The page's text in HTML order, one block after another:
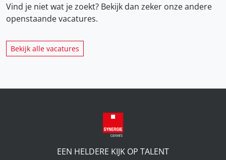
Vind je niet wat je zoekt? Bekijk dan zeker onzeandere
openstaande vacatures.
Bekijk alle vacatures
EEN HELDERE KIJK OP TALENT